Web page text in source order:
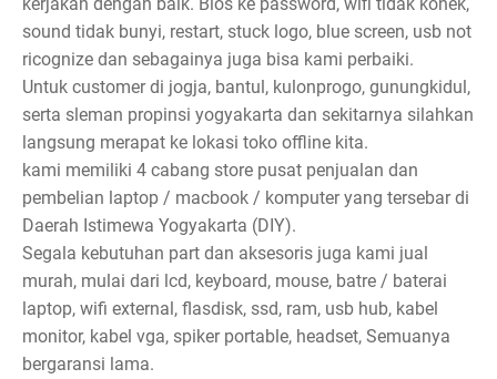
sound tidak bunyi, restart, stuck logo, blue screen, usb not
ricognize dan sebagainya juga bisa kami perbaiki.
Untuk customer di jogja, bantul, kulonprogo, gunungkidul,
serta sleman propinsi yogyakarta dan sekitarnya silahkan
langsung merapat ke lokasi toko offline kita.
kami memiliki 4 cabang store pusat penjualan dan
pembelian laptop / macbook / komputer yang tersebar di
Daerah Istimewa Yogyakarta (DIY).
Segala kebutuhan part dan aksesoris juga kami jual
murah, mulai dari lcd, keyboard, mouse, batre / baterai
laptop, wifi external, flasdisk, ssd, ram, usb hub, kabel
monitor, kabel vga, spiker portable, headset, Semuanya
bergaransi lama.